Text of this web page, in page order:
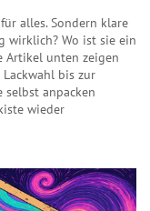
alles. Sondern klare
wirklich? Wo ist sie ein
Artikel unten zeigen
bis zur
selbst anpacken
wieder